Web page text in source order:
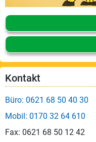
Kontakt
Büro: 0621 68 50 40 30
Mobil: 0170 32 64 610
Fax: 0621 68 50 12 42